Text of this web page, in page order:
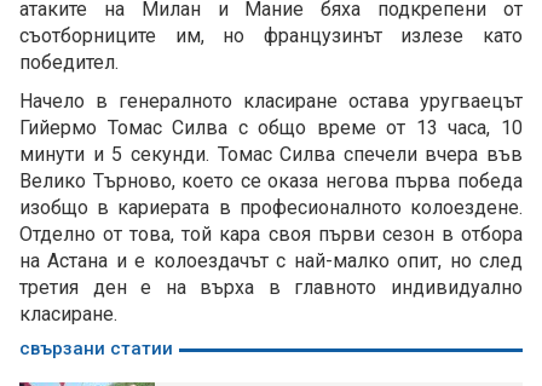
атаките на Милан и Мание бяха подкрепени от
съотборниците им, но французинът излезе като
победител.
Начело в генералното класиране остава уругваецът
Гийермо Томас Силва с общо време от 13 часа, 10
минути и 5 секунди. Томас Силва спечели вчера във
Велико Търново, което се оказа негова първа победа
изобщо в кариерата в професионалното колоездене.
Отделно от това, той кара своя първи сезон в отбора
на Астана и е колоездачът с най-малко опит, но след
третия ден е на върха в главното индивидуално
класиране.
свързани статии